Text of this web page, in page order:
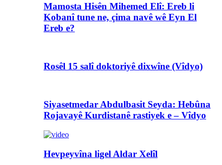
Mamosta Hisên Mihemed Elî: Ereb li
Kobanî tune ne, çima navê wê Eyn El
Ereb e?
Rosêl 15 salî doktoriyê dixwîne (Vîdyo)
Siyasetmedar Abdulbasit Seyda: Hebûna
Rojavayê Kurdistanê rastiyek e – Vîdyo
Hevpeyvîna ligel Aldar Xelîl